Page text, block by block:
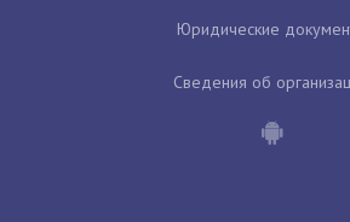
Юридические
Сведения об